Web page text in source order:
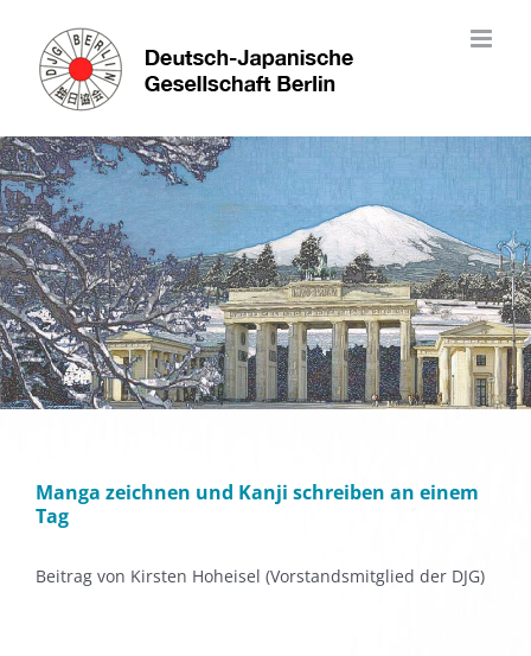
content
Manga zeichnen und Kanji schreiben an einem
Tag
Beitrag von Kirsten Hoheisel (Vorstandsmitglied der DJG)